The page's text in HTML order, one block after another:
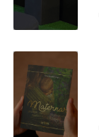
Últimas